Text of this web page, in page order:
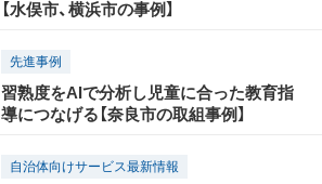
【水俣市、横浜市の事例】
先進事例
習熟度をAIで分析し児童に合った教育指
導につなげる【奈良市の取組事例】
自治体向けサービス最新情報